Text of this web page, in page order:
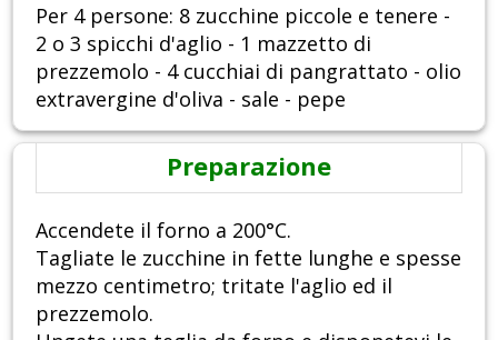
Per 4 persone: 8 zucchine piccole e tenere -
2 o 3 spicchi d'aglio - 1 mazzetto di
prezzemolo - 4 cucchiai di pangrattato - olio
extravergine d'oliva - sale - pepe
Preparazione
Accendete il forno a 200°C.
Tagliate le zucchine in fette lunghe e spesse
mezzo centimetro; tritate l'aglio ed il
prezzemolo.